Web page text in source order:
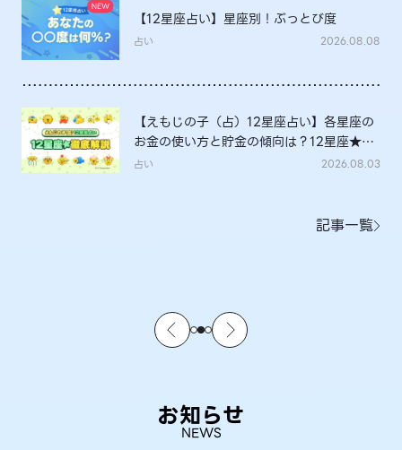
【12星座占い】星座別！ぶっとび度
占い 2026.08.08
【えもじの子（占）12星座占い】各星座の
お金の使い方と貯金の傾向は？12星座★徹
底解説
占い 2026.08.03
記事一覧
お知らせ
NEWS